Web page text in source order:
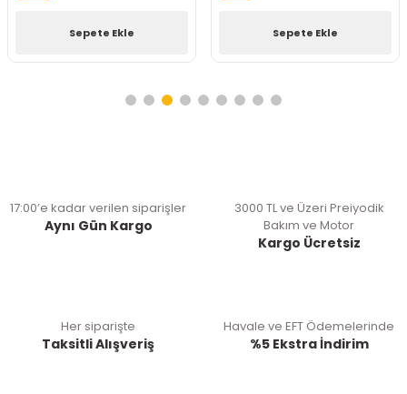
Sepete Ekle Sepete Ekle
17:00’e kadar verilen siparişler
Aynı Gün Kargo
3000 TL ve Üzeri Preiyodik
Bakım ve Motor
Kargo Ücretsiz
Her siparişte
Taksitli Alışveriş
Havale ve EFT Ödemelerinde
%5 Ekstra İndirim